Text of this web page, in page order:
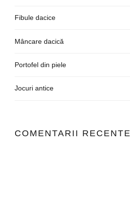
Fibule dacice
Mâncare dacică
Portofel din piele
Jocuri antice
COMENTARII RECENTE